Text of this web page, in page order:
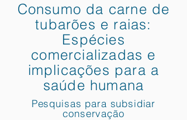
Consumo da carne de
tubarões e raias:
Espécies
comercializadas e
implicações para a
saúde humana
Pesquisas para subsidiar
conservação